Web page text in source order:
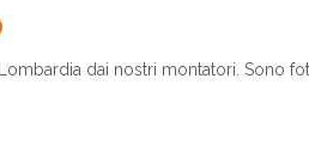
dai nostri montatori. Sono